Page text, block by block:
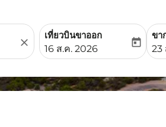
close
เที่ยวบินขาออก
fc-booking-departure-
16 ส.ค. 2026
today
ขา
fc-
23